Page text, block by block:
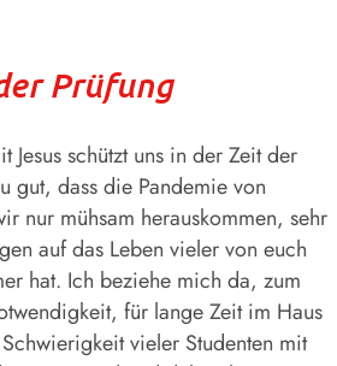
Prüfung
Jesus schützt uns in der Zeit der
gut, dass die Pandemie von
nur mühsam herauskommen, sehr
auf das Leben vieler von euch
hat. Ich beziehe mich da, zum
für lange Zeit im Haus
vieler Studenten mit